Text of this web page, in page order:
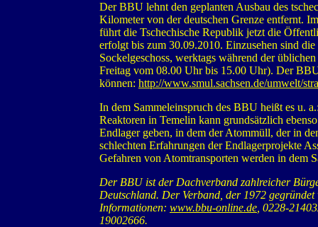
Der BBU lehnt den geplanten Ausbau des
Kilometer von der deutschen Grenze entfernt.
führt die Tschechische Republik jetzt die
erfolgt bis zum 30.09.2010. Einzusehen sind
Sockelgeschoss, werktags während der
Freitag vom 08.00 Uhr bis 15.00 Uhr). Der
können: http://www.smul.sachsen.de/umwelt/
In dem Sammeleinspruch des BBU heißt es u.
Reaktoren in Temelin kann grundsätz­lich
Endlager geben, in dem der Atommüll, der in
schlechten Erfahrungen der Endlagerpro­jekte
Gefahren von Atomtransporten werden in dem
Der BBU ist der Dachverband zahlreicher
Deutschland. Der Verband, der 1972
Informationen: www.bbu-online.de , 0228-
19002666.